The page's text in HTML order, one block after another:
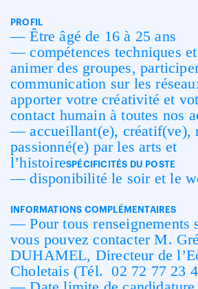
PROFIL
— Être âgé de 16 à 25 ans
— compétences techniques
animer des groupes,
communication sur les
apporter votre créativité et
contact humain à toutes nos
— accueillant(e), créatif(ve),
passionné(e) par les arts et
l’histoireSPÉCIFICITÉS DU POSTE
— disponibilité le soir et le
INFORMATIONS COMPLÉMENTAIRES
— Pour tous renseignements
vous pouvez contacter M.
DUHAMEL, Directeur de
Choletais (Tél. 02 72 77 23